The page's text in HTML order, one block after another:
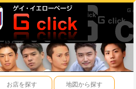
お店を探す 地図から探す